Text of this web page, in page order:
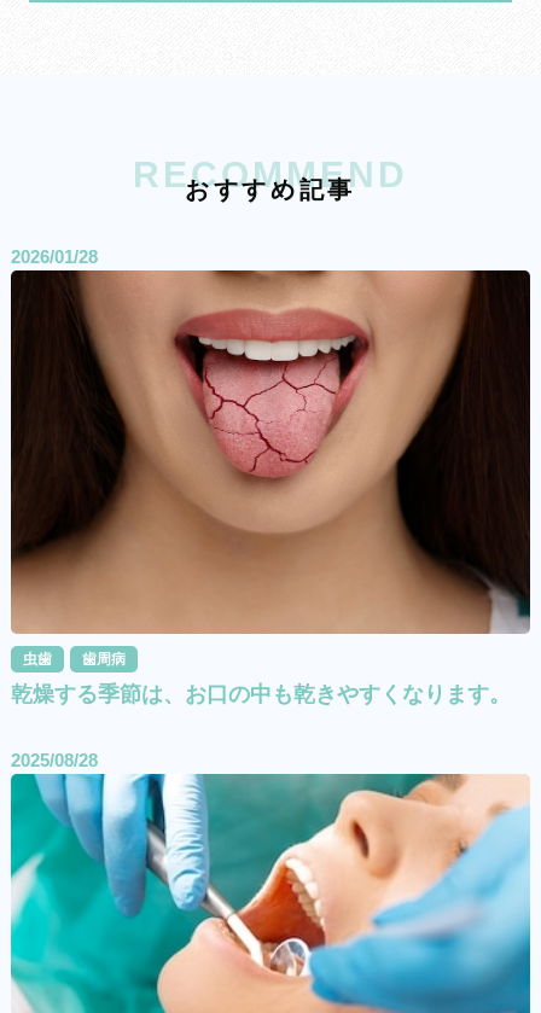
RECOMMEND
おすすめ記事
2026/01/28
虫歯 歯周病
乾燥する季節は、お口の中も乾きやすくなります。
2025/08/28